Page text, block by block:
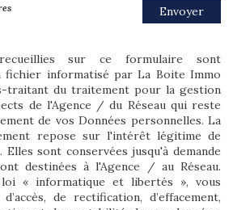
Envoyer
sur ce formulaire sont
fichier informatisé par La Boite Immo
traitant du traitement pour la gestion
de l'Agence / du Réseau qui reste
de vos Données personnelles. La
repose sur l'intérêt légitime de
Elles sont conservées jusqu'à demande
destinées à l'Agence / au Réseau.
« informatique et libertés », vous
de rectification, d’effacement,